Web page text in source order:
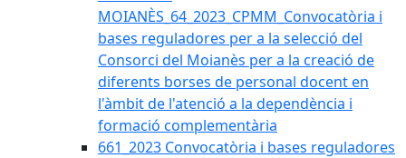
MOIANÈS_64_2023_CPMM_Convocatòria i
bases reguladores per a la selecció del
Consorci del Moianès per a la creació de
diferents borses de personal docent en
l'àmbit de l'atenció a la dependència i
formació complementària
661_2023 Convocatòria i bases reguladores